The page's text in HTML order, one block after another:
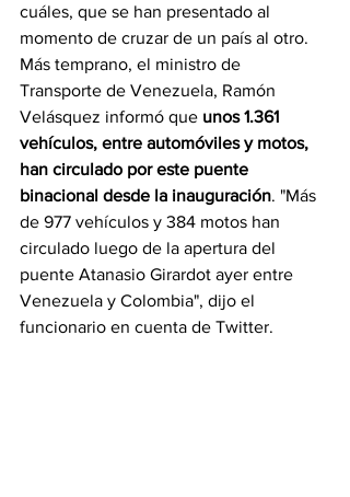
cuáles, que se han presentado al
momento de cruzar de un país al otro.
Más temprano, el ministro de
Transporte de Venezuela, Ramón
Velásquez informó que unos 1.361
vehículos, entre automóviles y motos,
han circulado por este puente
binacional desde la inauguración. "Más
de 977 vehículos y 384 motos han
circulado luego de la apertura del
puente Atanasio Girardot ayer entre
Venezuela y Colombia", dijo el
funcionario en cuenta de Twitter.